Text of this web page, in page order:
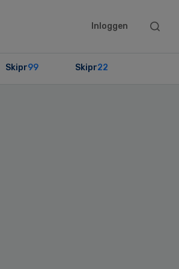
Inloggen
Search
Skipr99 Skipr22